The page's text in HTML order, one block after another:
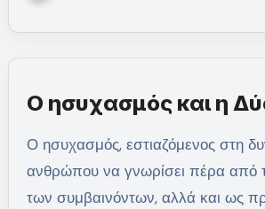
Ο ησυχασμός και η
Ο ησυχασμός, εστιαζόμενος στη δυνατότητα του
ανθρώπου να γνωρίσει πέρα από
των συμβαινόντων, αλλά και ως